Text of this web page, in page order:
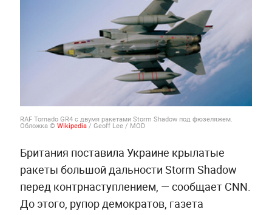
RAF Tornado GR4 с двумя ракетами Storm Shadow под фюзеляжем.
Обложка © Wikipedia/ Geoff Lee / MOD
Британия поставила Украине крылатые
ракеты большой дальности Storm Shadow
перед контрнаступлением, — сообщает CNN.
До этого, рупор демократов, газета